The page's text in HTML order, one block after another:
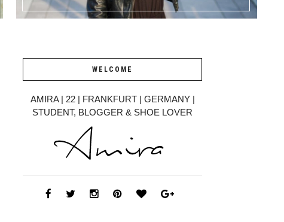
WELCOME
AMIRA | 22 | FRANKFURT | GERMANY |
STUDENT, BLOGGER & SHOE LOVER